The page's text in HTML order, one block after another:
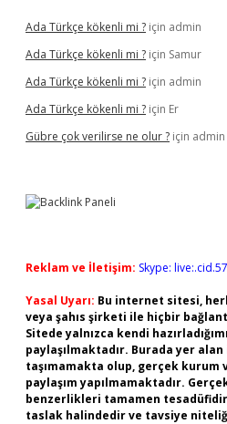
Ada Türkçe kökenli mi ? için admin
Ada Türkçe kökenli mi ? için Samur
Ada Türkçe kökenli mi ? için admin
Ada Türkçe kökenli mi ? için Er
Gübre çok verilirse ne olur ? için admin
Reklam ve İletişim: Skype:
Yasal Uyarı: Bu internet sitesi,
veya şahıs şirketi ile hiçbir
Sitede yalnızca kendi
paylaşılmaktadır. Burada yer
taşımamakta olup, gerçek kurum
paylaşım yapılmamaktadır.
benzerlikleri tamamen
taslak halindedir ve tavsiye